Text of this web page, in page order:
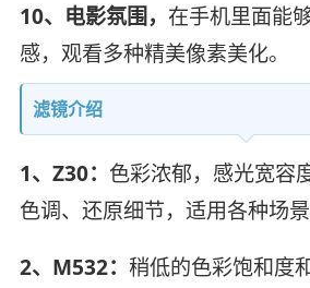
10、电影氛围， 在手机里面能
感，观看多种精美像素美化。
滤镜介绍
1、Z30： 色彩浓郁，感光宽容
色调、还原细节，适用各种场景
2、M532： 稍低的色彩饱和度